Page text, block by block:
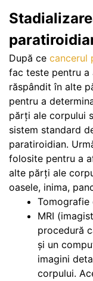
După ce cancerul
fac teste pentru a
răspândit în alte
pentru a
părți ale corpului
sistem standard
paratiroidian.
folosite pentru a
alte părți ale
oasele, inima,
Tomografie
MRI
procedură
și un
imagini
corpului.